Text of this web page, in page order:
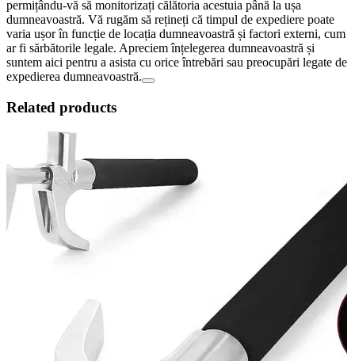
permițându-vă să monitorizați călătoria acestuia până la ușa
dumneavoastră. Vă rugăm să rețineți că timpul de expediere poate
varia ușor în funcție de locația dumneavoastră și factori externi, cum
ar fi sărbătorile legale. Apreciem înțelegerea dumneavoastră și
suntem aici pentru a asista cu orice întrebări sau preocupări legate de
expedierea dumneavoastră.
Related products